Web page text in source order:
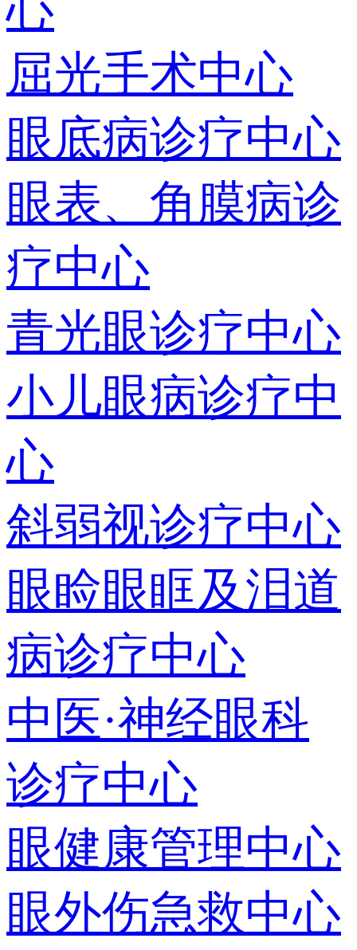
屈光手术中心
眼底病诊疗中心
眼表、角膜病诊
疗中心
青光眼诊疗中心
小儿眼病诊疗中
心
斜弱视诊疗中心
眼睑眼眶及泪道
病诊疗中心
中医·神经眼科
诊疗中心
眼健康管理中心
眼外伤急救中心